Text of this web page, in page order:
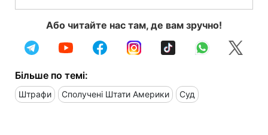
Або читайте нас там, де вам зручно!
Більше по темі:
Штрафи Сполучені Штати Америки Суд